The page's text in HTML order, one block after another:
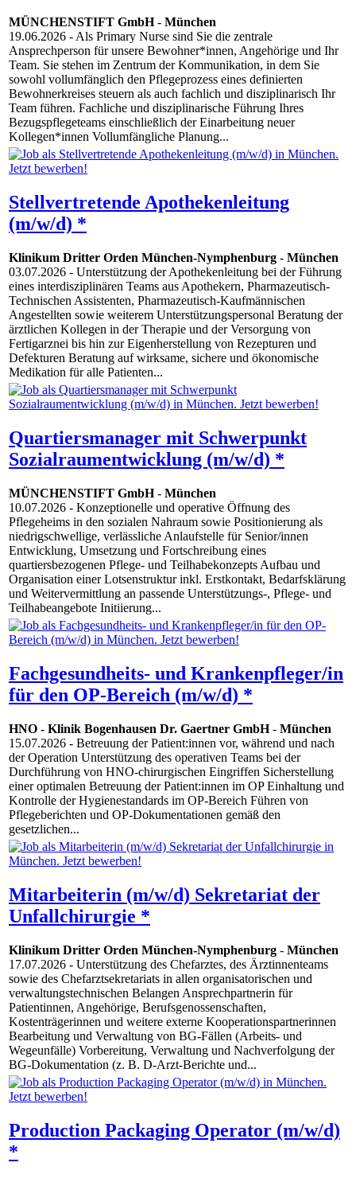
MÜNCHENSTIFT GmbH- München
19.06.2026 - Als Primary Nurse sind Sie die zentrale
Ansprechperson für unsere Bewohner*innen, Angehörige und Ihr
Team. Sie stehen im Zentrum der Kommunikation, in dem Sie
sowohl vollumfänglich den Pflegeprozess eines definierten
Bewohnerkreises steuern als auch fachlich und disziplinarisch Ihr
Team führen. Fachliche und disziplinarische Führung Ihres
Bezugspflegeteams einschließlich der Einarbeitung neuer
Kollegen*innen Vollumfängliche Planung...
Stellvertretende Apothekenleitung
(m/w/d) *
Klinikum Dritter Orden München-Nymphenburg - München
03.07.2026 - Unterstützung der Apothekenleitung bei der Führung
eines interdisziplinären Teams aus Apothekern, Pharmazeutisch-
Technischen Assistenten, Pharmazeutisch-Kaufmännischen
Angestellten sowie weiterem Unterstützungspersonal Beratung der
ärztlichen Kollegen in der Therapie und der Versorgung von
Fertigarznei bis hin zur Eigenherstellung von Rezepturen und
Defekturen Beratung auf wirksame, sichere und ökonomische
Medikation für alle Patienten...
Quartiersmanager mit Schwerpunkt
Sozialraumentwicklung (m/w/d) *
MÜNCHENSTIFT GmbH- München
10.07.2026 - Konzeptionelle und operative Öffnung des
Pflegeheims in den sozialen Nahraum sowie Positionierung als
niedrigschwellige, verlässliche Anlaufstelle für Senior/innen
Entwicklung, Umsetzung und Fortschreibung eines
quartiersbezogenen Pflege- und Teilhabekonzepts Aufbau und
Organisation einer Lotsenstruktur inkl. Erstkontakt, Bedarfsklärung
und Weitervermittlung an passende Unterstützungs-, Pflege- und
Teilhabeangebote Initiierung...
Fachgesundheits- und Krankenpfleger/in
für den OP-Bereich (m/w/d) *
HNO - Klinik Bogenhausen Dr. Gaertner GmbH- München
15.07.2026 - Betreuung der Patient:innen vor, während und nach
der Operation Unterstützung des operativen Teams bei der
Durchführung von HNO-chirurgischen Eingriffen Sicherstellung
einer optimalen Betreuung der Patient:innen im OP Einhaltung und
Kontrolle der Hygienestandards im OP-Bereich Führen von
Pflegeberichten und OP-Dokumentationen gemäß den
gesetzlichen...
Mitarbeiterin (m/w/d) Sekretariat der
Unfallchirurgie *
Klinikum Dritter Orden München-Nymphenburg - München
17.07.2026 - Unterstützung des Chefarztes, des Ärztinnenteams
sowie des Chefarztsekretariats in allen organisatorischen und
verwaltungstechnischen Belangen Ansprechpartnerin für
Patientinnen, Angehörige, Berufsgenossenschaften,
Kostenträgerinnen und weitere externe Kooperationspartnerinnen
Bearbeitung und Verwaltung von BG-Fällen (Arbeits- und
Wegeunfälle) Vorbereitung, Verwaltung und Nachverfolgung der
BG-Dokumentation (z. B. D-Arzt-Berichte und...
Production Packaging Operator (m/w/d)
*